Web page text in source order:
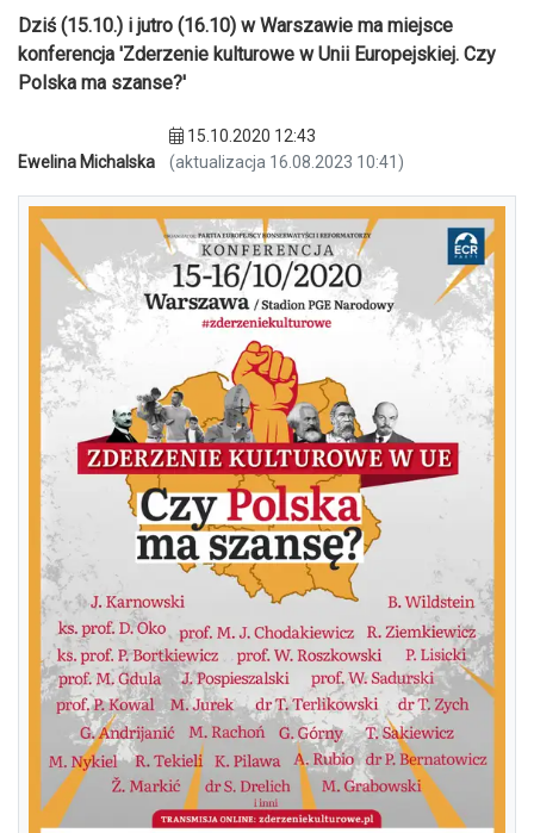
Dziś (15.10.) i jutro (16.10) w Warszawie ma miejsce
konferencja 'Zderzenie kulturowe w Unii Europejskiej. Czy
Polska ma szanse?'
Ewelina Michalska
15.10.2020 12:43
(aktualizacja 16.08.2023 10:41)